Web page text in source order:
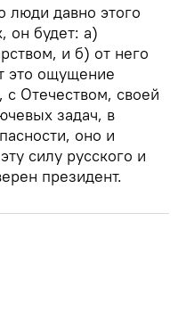
люди давно этого
он будет: а)
и б) от него
это ощущение
с Отечеством, своей
задач, в
оно и
силу русского и
президент.